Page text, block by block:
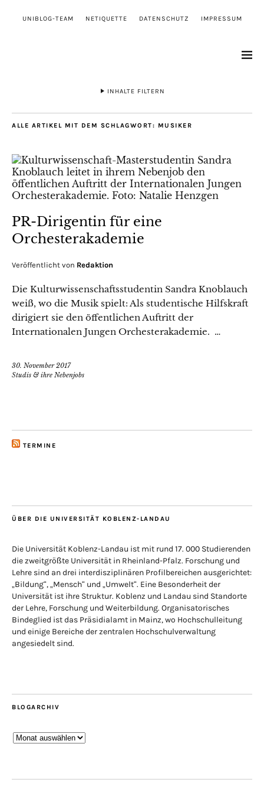
UNIBLOG-TEAM NETIQUETTE DATENSCHUTZ IMPRESSUM
INHALTE FILTERN
ALLE ARTIKEL MIT DEM SCHLAGWORT: MUSIKER
PR-Dirigentin für eine
Orchesterakademie
Veröffentlicht von Redaktion
Die Kulturwissenschaftsstudentin Sandra Knoblauch
weiß, wo die Musik spielt: Als studentische Hilfskraft
dirigiert sie den öffentlichen Auftritt der
Internationalen Jungen Orchesterakademie. …
30. November 2017
Studis & ihre Nebenjobs
TERMINE
ÜBER DIE UNIVERSITÄT KOBLENZ-LANDAU
Die Universität Koblenz-Landau ist mit rund 17. 000 Studierenden
die zweitgrößte Universität in Rheinland-Pfalz. Forschung und
Lehre sind an drei interdisziplinären Profilbereichen ausgerichtet:
„Bildung“, „Mensch“ und „Umwelt“. Eine Besonderheit der
Universität ist ihre Struktur. Koblenz und Landau sind Standorte
der Lehre, Forschung und Weiterbildung. Organisatorisches
Bindeglied ist das Präsidialamt in Mainz, wo Hochschulleitung
und einige Bereiche der zentralen Hochschulverwaltung
angesiedelt sind.
BLOGARCHIV
Blogarchiv